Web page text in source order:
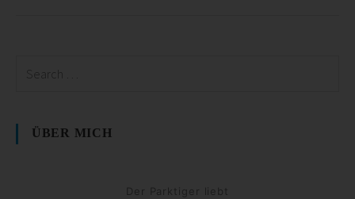
ÜBER MICH
Der Parktiger liebt